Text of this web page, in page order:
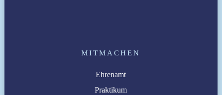
MITMACHEN
Ehrenamt
Praktikum